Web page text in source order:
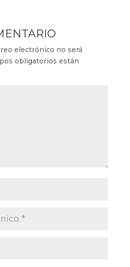
electrónico no será
obligatorios están